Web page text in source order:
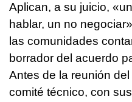
Aplican, a su juicio,
hablar, un no
las comunidades
borrador del acuerdo
Antes de la reunión
comité técnico, con